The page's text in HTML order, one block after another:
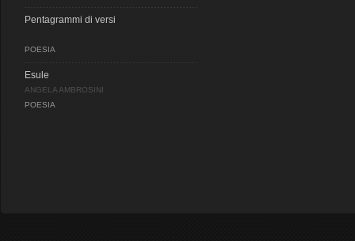
Pentagrammi di versi
POESIA
Esule
ANGELA AMBROSINI
POESIA